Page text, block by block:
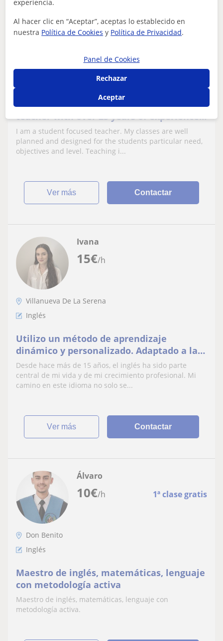
18€/h
I am a Cambridge qualified, native English
teacher with over 25 years of experience. I
taught students from all over the world.
I am a student focused teacher. My classes are well
planned and designed for the students particular need,
objectives and level. Teaching i...
ver más Contactar
15€/h
Ivana
Villanueva De La Serena
Inglés
Utilizo un método de aprendizaje
dinámico y personalizado. Adaptado a la
enseñanza a las necesidades individuales
del estudiante.
Desde hace más de 15 años, el inglés ha sido parte
central de mi vida y de mi crecimiento profesional. Mi
camino en este idioma no solo se...
ver más Contactar
10€/h 1ª clase gratis
Álvaro
Don Benito
Inglés
Maestro de inglés, matemáticas, lenguaje
con metodología activa
Maestro de inglés, matemáticas, lenguaje con
metodología activa.
experiencia.
Al hacer clic en “Aceptar”, aceptas lo establecido en
nuestra Política de Cookies y Política de Privacidad.
Panel de Cookies
Rechazar
Aceptar